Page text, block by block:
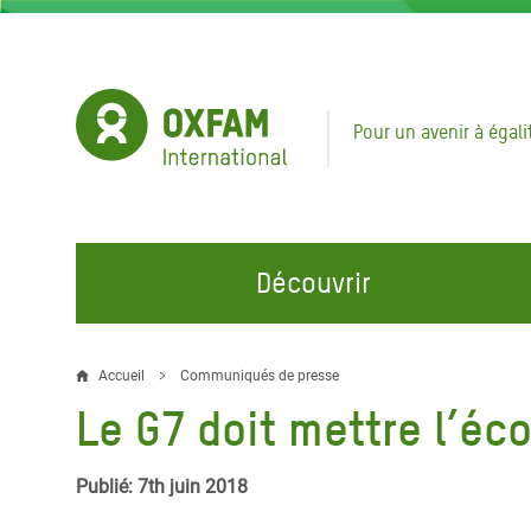
Aller
Pour un avenir à
Découvrir
NOS DOMAINES D'ACTION
Eau et Assainissement
Ressources Naturelles
au
REJOINDRE NOS CAMPAGNES
Climate Justice
d'Ariane
Accueil Communiqués de presse
Le G7 doit mettre
Publié: 7th juin 2018